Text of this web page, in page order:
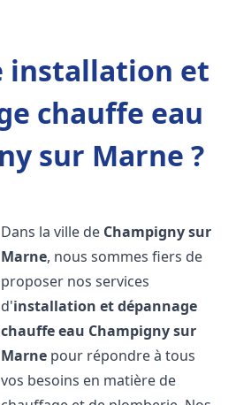
installation et
chauffe eau
sur Marne ?
Dans la ville de Champigny sur
Marne, nous sommes fiers de
proposer nos services
d'installation et dépannage
chauffe eau Champigny sur
Marne pour répondre à tous
vos besoins en matière de